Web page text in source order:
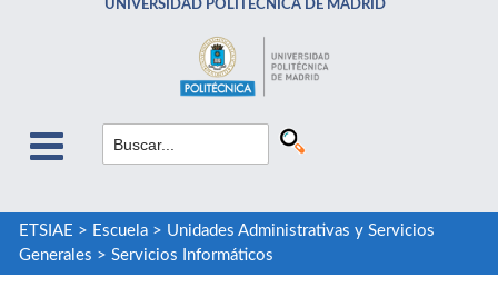
UNIVERSIDAD POLITÉCNICA DE MADRID
ETSIAE > Escuela> Unidades Administrativas y Servicios
Generales > Servicios Informáticos